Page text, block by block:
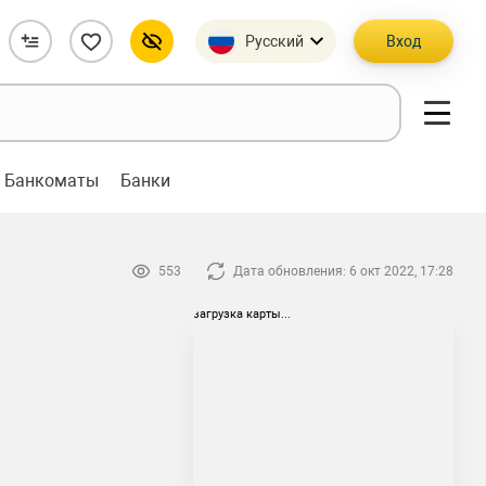
Русский Вход
Банкоматы Банки
553 Дата обновления: 6 окт 2022, 17:28
загрузка карты...